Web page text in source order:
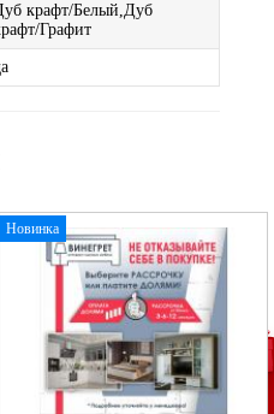
крафт/Белый,Дуб
Графит
Новинка